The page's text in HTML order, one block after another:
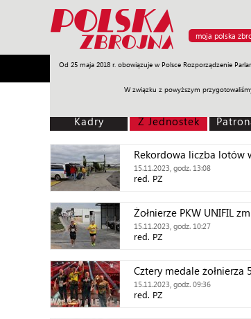
moja polska
Od 25 maja 2018 r. obowiązuje w Polsce Rozporządzenie
W związku z powyższym
Armia Poligon Sprzęt Misje
Kadry Z Jednostek
Rekordowa liczba lotów
15.11.2023, godz. 13:08
red. PZ
Żołnierze PKW UNIFIL
15.11.2023, godz. 10:27
red. PZ
Cztery medale żołnierza
15.11.2023, godz. 09:36
red. PZ